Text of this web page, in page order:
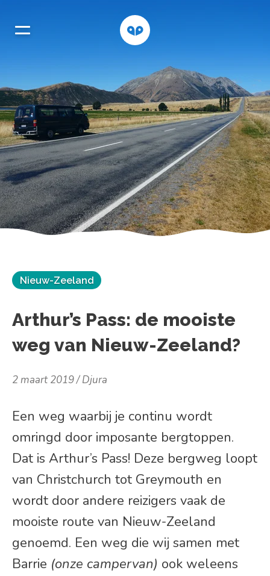
Nieuw-Zeeland
Arthur’s Pass: de mooiste
weg van Nieuw-Zeeland?
2 maart 2019 Djura
Een weg waarbij je continu wordt
omringd door imposante bergtoppen.
Dat is Arthur’s Pass! Deze bergweg loopt
van Christchurch tot Greymouth en
wordt door andere reizigers vaak de
mooiste route van Nieuw-Zeeland
genoemd. Een weg die wij samen met
Barrie (onze campervan) ook weleens